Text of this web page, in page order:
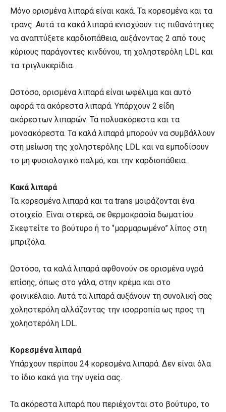
Μόνο ορισμένα λιπαρά είναι κακά. Τα κορεσμένα και τα
τρανς. Αυτά τα κακά λιπαρά ενισχύουν τις πιθανότητες
να αναπτύξετε καρδιοπάθεια, αυξάνοντας 2 από τους
κύριους παράγοντες κινδύνου, τη χοληστερόλη LDL και
τα τριγλυκερίδια.
Ωστόσο, ορισμένα λιπαρά είναι ωφέλιμα και αυτό
αφορά τα ακόρεστα λιπαρά. Υπάρχουν 2 είδη
ακόρεστων λιπαρών. Τα πολυακόρεστα και τα
μονοακόρεστα. Τα καλά λιπαρά μπορούν να συμβάλλουν
στη μείωση της χοληστερόλης LDL και να εμποδίσουν
το μη φυσιολογικό παλμό, και την καρδιοπάθεια.
Κακά λιπαρά
Τα κορεσμένα λιπαρά και τα trans μοιράζονται ένα
στοιχείο. Είναι στερεά, σε θερμοκρασία δωματίου.
Σκεφτείτε το βούτυρο ή το ‘’μαρμαρωμένο’’ λίπος στη
μπριζόλα.
Ωστόσο, τα καλά λιπαρά αφθονούν σε ορισμένα υγρά
επίσης, όπως στο γάλα, στην κρέμα και στο
φοινικέλαιο. Αυτά τα λιπαρά αυξάνουν τη συνολική σας
χοληστερόλη αλλάζοντας την ισορροπία ως προς τη
χοληστερόλη LDL.
Κορεσμένα λιπαρά
Υπάρχουν περίπου 24 κορεσμένα λιπαρά. Δεν είναι όλα
το ίδιο κακά για την υγεία σας.
Τα ακόρεστα λιπαρά που περιέχονται στο βούτυρο, το